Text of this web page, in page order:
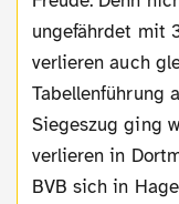
ungefährdet mit
verlieren auch
Tabellenführung
Siegeszug ging
verlieren in
BVB sich in